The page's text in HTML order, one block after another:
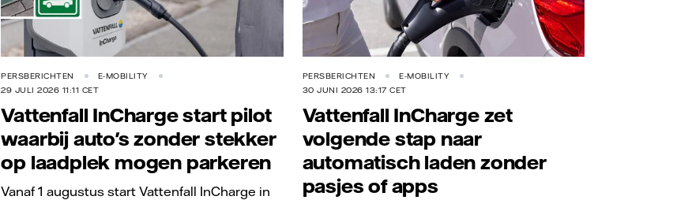
PERSBERICHTEN
E-MOBILITY
29 JULI 2026 11:11 CET
Vattenfall InCharge start pilot
waarbij auto's zonder stekker
op laadplek mogen parkeren
Vanaf 1 augustus start Vattenfall InCharge in
PERSBERICHTEN
E-MOBILITY
30 JUNI 2026 13:17 CET
Vattenfall InCharge zet
volgende stap naar
automatisch laden zonder
pasjes of apps